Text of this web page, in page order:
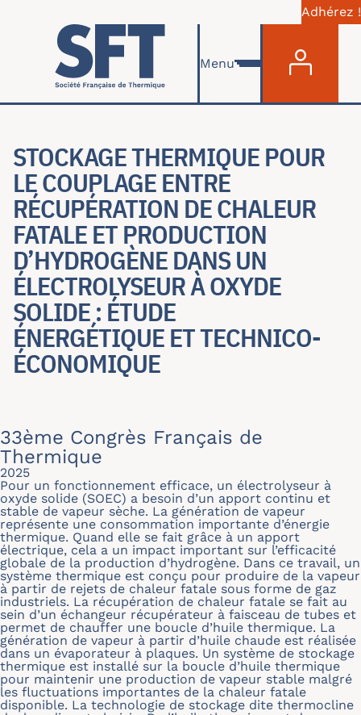
Skip to main content
Adhérez !
Menu
STOCKAGE THERMIQUE POUR
LE COUPLAGE ENTRE
RÉCUPÉRATION DE CHALEUR
FATALE ET PRODUCTION
D’HYDROGÈNE DANS UN
ÉLECTROLYSEUR À OXYDE
SOLIDE : ÉTUDE
ÉNERGÉTIQUE ET TECHNICO-
ÉCONOMIQUE
33ème Congrès Français de
Thermique
2025
Pour un fonctionnement efficace, un électrolyseur à
oxyde solide (SOEC) a besoin d’un apport continu et
stable de vapeur sèche. La génération de vapeur
représente une consommation importante d’énergie
thermique. Quand elle se fait grâce à un apport
électrique, cela a un impact important sur l’efficacité
globale de la production d’hydrogène. Dans ce travail, un
système thermique est conçu pour produire de la vapeur
à partir de rejets de chaleur fatale sous forme de gaz
industriels. La récupération de chaleur fatale se fait au
sein d’un échangeur récupérateur à faisceau de tubes et
permet de chauffer une boucle d’huile thermique. La
génération de vapeur à partir d’huile chaude est réalisée
dans un évaporateur à plaques. Un système de stockage
thermique est installé sur la boucle d’huile thermique
pour maintenir une production de vapeur stable malgré
les fluctuations importantes de la chaleur fatale
disponible. La technologie de stockage dite thermocline